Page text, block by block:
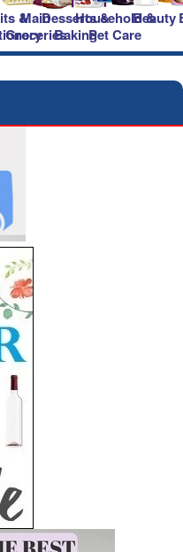
&
Main
Groceries
Desserts &
Baking
Household &
Pet Care
Beauty